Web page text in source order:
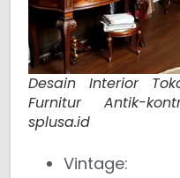
Desain Interior
Furnitur Antik-
splusa.id
Vintage: